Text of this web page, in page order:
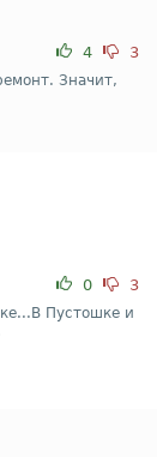
4 3
Значит,
0 3
Пустошке и